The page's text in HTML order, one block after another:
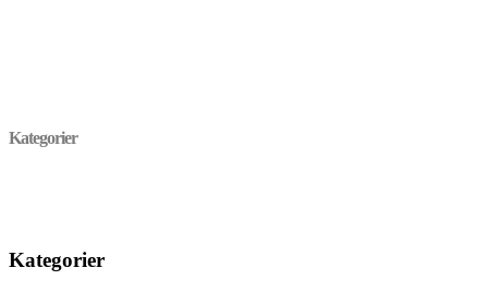
Kategorier
Kategorier